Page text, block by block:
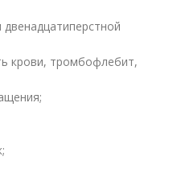
крови, тромбофлебит,